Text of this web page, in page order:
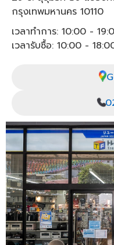
กรุงเทพมหานคร 10110
เวลาทำการ: 10:00 -
เวลารับซื้อ: 10:00 -